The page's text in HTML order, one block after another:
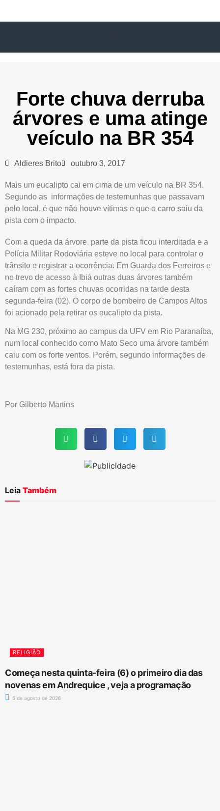
Forte chuva derruba
árvores e uma atinge
veículo na BR 354
Aldieres Brito outubro 3, 2017
Mais um eucalipto cai em cima de um veículo na BR 354.
Segundo as informações de testemunhas que passavam
pelo local, é que não houve vítimas e que o carro saiu da
pista com o impacto.
Com a queda da árvore, parte da pista ficou interditada e a
Polícia Militar Rodoviária esteve no local para controlar o
trânsito e registrar a ocorrência. Em Guarda dos Ferreiros e
no trevo de acesso à Ibiá outras duas árvores também
caíram com as fortes chuvas ocorridas na tarde desta
segunda-feira (02). O corpo de bombeiro de Campos Altos
foi acionado pela retirar os eucalipto da pista.
Na MG 230, próximo ao campus da UFV em Rio Paranaíba,
num local conhecido como Mato Seco uma árvore também
caiu com os forte ventos. Porém, segundo informações de
testemunhas, está fora da pista.
Por Gilberto Martins
Leia Também
RELIGIÃO
Começa nesta quinta-feira (6) o primeiro dia das
novenas em Andrequice , veja a programação
5 de agosto de 2026